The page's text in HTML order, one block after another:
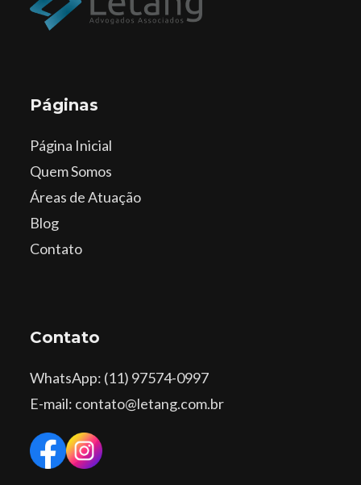
Páginas
Página Inicial
Quem Somos
Áreas de Atuação
Blog
Contato
Contato
WhatsApp: (11) 97574-0997
E-mail: contato@letang.com.br